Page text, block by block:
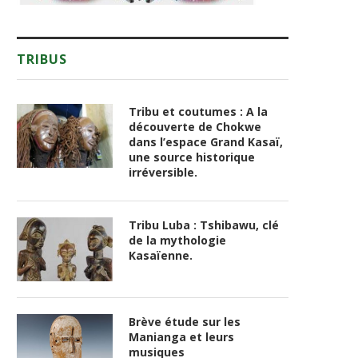
TRIBUS
Tribu et coutumes : A la
découverte de Chokwe
dans l’espace Grand Kasaï,
une source historique
irréversible.
Tribu Luba : Tshibawu, clé
de la mythologie
Kasaïenne.
Brève étude sur les
Manianga et leurs
musiques